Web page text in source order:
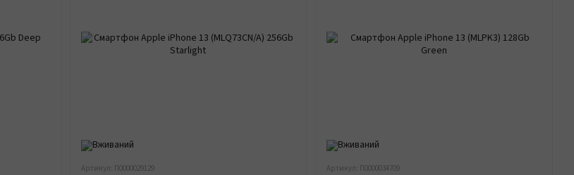
Артикул: П0000029129 Артикул: П0000034709